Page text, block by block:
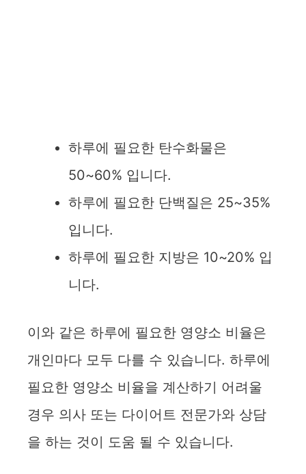
하루에 필요한 탄수화물은
50~60% 입니다.
하루에 필요한 단백질은 25~35%
입니다.
하루에 필요한 지방은 10~20% 입
니다.
이와 같은 하루에 필요한 영양소 비율은
개인마다 모두 다를 수 있습니다. 하루에
필요한 영양소 비율을 계산하기 어려울
경우 의사 또는 다이어트 전문가와 상담
을 하는 것이 도움 될 수 있습니다.